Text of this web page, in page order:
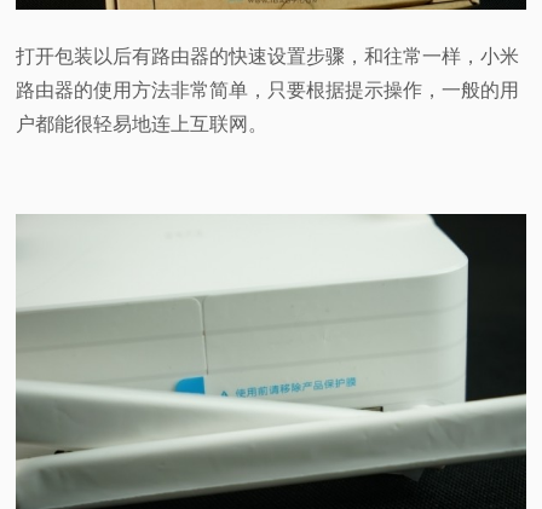
打开包装以后有路由器的快速设置步骤，和往常一样，小米
路由器的使用方法非常简单，只要根据提示操作，一般的用
户都能很轻易地连上互联网。